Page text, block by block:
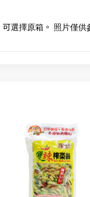
可選擇原箱。 照片僅供